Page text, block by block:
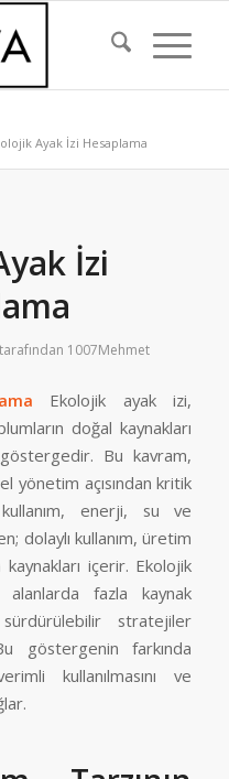
Ayak İzi Hesaplama
İzi
tarafından 1007Mehmet
Ekolojik ayak izi,
doğal kaynakları
Bu kavram,
yönetim açısından kritik
enerji, su ve
dolaylı kullanım, üretim
içerir. Ekolojik
fazla kaynak
sürdürülebilir stratejiler
göstergenin farkında
kullanılmasını ve